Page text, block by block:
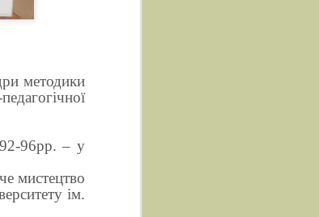
методики
96рр. – у
мистецтво
ім.